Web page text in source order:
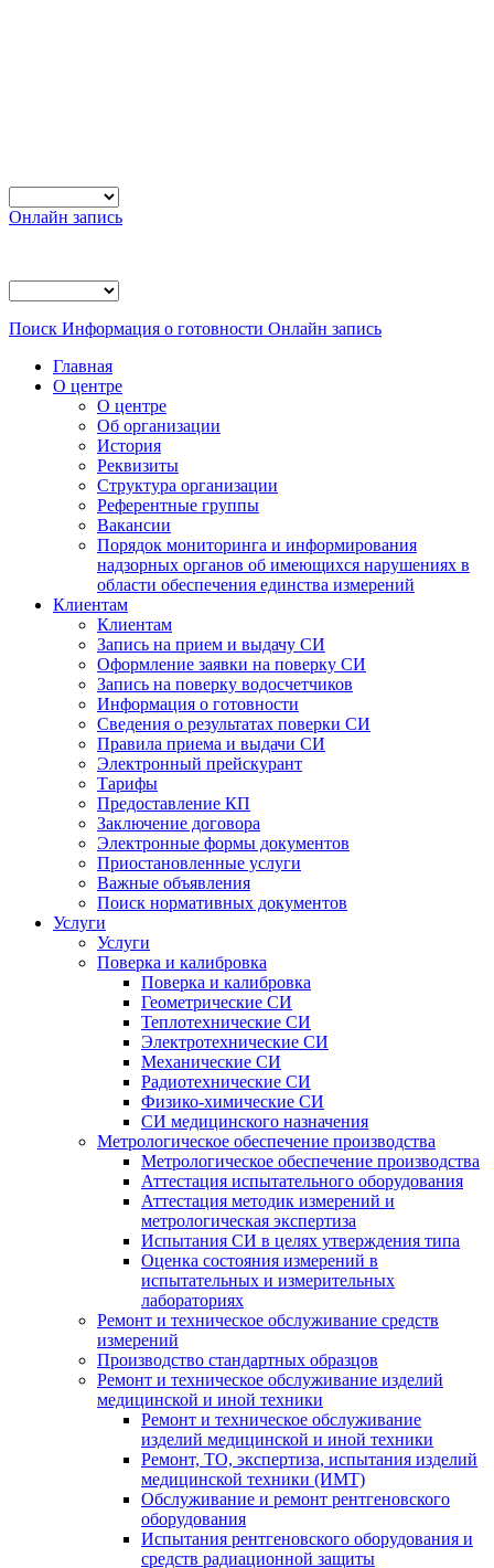
Онлайн запись
Поиск Информация о готовности Онлайн запись
Главная
О центре
О центре
Об организации
История
Реквизиты
Структура организации
Референтные группы
Вакансии
Порядок мониторинга и информирования
надзорных органов об имеющихся нарушениях в
области обеспечения единства измерений
Клиентам
Клиентам
Запись на прием и выдачу СИ
Оформление заявки на поверку СИ
Запись на поверку водосчетчиков
Информация о готовности
Сведения о результатах поверки СИ
Правила приема и выдачи СИ
Электронный прейскурант
Тарифы
Предоставление КП
Заключение договора
Электронные формы документов
Приостановленные услуги
Важные объявления
Поиск нормативных документов
Услуги
Услуги
Поверка и калибровка
Поверка и калибровка
Геометрические СИ
Теплотехнические СИ
Электротехнические СИ
Механические СИ
Радиотехнические СИ
Физико-химические СИ
СИ медицинского назначения
Метрологическое обеспечение производства
Метрологическое обеспечение производства
Аттестация испытательного оборудования
Аттестация методик измерений и
метрологическая экспертиза
Испытания СИ в целях утверждения типа
Оценка состояния измерений в
испытательных и измерительных
лабораториях
Ремонт и техническое обслуживание средств
измерений
Производство стандартных образцов
Ремонт и техническое обслуживание изделий
медицинской и иной техники
Ремонт и техническое обслуживание
изделий медицинской и иной техники
Ремонт, ТО, экспертиза, испытания изделий
медицинской техники (ИМТ)
Обслуживание и ремонт рентгеновского
оборудования
Испытания рентгеновского оборудования и
средств радиационной защиты